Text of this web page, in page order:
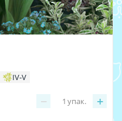
IV-V
− +
1 упак.